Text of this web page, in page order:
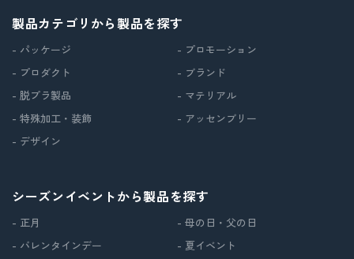
製品カテゴリから製品を探す
- パッケージ
- プロダクト
- 脱プラ製品
- 特殊加工・装飾
- デザイン
- プロモーション
- ブランド
- マテリアル
- アッセンブリー
シーズンイベントから製品を探す
- 正月
- バレンタインデー
- 母の日・父の日
- 夏イベント